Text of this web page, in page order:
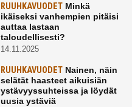
RUUHKAVUODETMinkä
ikäiseksi vanhempien pitäisi
auttaa lastaan
taloudellisesti?
14.11.2025
RUUHKAVUODETNainen, näin
selätät haasteet aikuisiän
ystävyyssuhteissa ja löydät
uusia ystäviä